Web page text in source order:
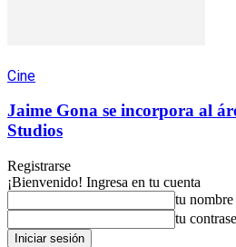
Cine
Jaime Gona se incorpora al
Studios
Registrarse
¡Bienvenido! Ingresa en tu cuenta
tu
tu